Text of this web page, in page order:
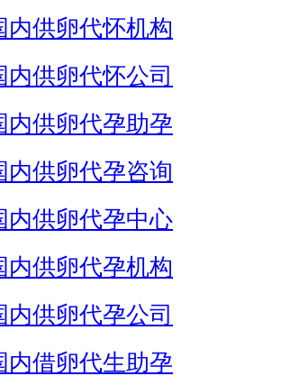
内供卵代怀机构
内供卵代怀公司
内供卵代孕助孕
内供卵代孕咨询
内供卵代孕中心
内供卵代孕机构
内供卵代孕公司
内借卵代生助孕